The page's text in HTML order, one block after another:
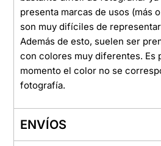
presenta marcas de usos (más
son muy difíciles de
Además de esto, suelen ser
con colores muy diferentes. Es
momento el color no se
fotografía.
ENVÍOS